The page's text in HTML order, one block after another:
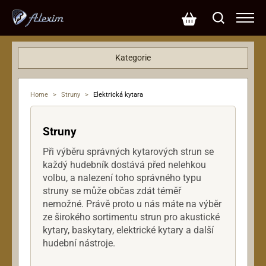
Home > Struny > Elektrická kytara
Struny
Při výběru správných kytarových strun se
každý hudebník dostává před nelehkou
volbu, a nalezení toho správného typu
struny se může občas zdát téměř
nemožné. Právě proto u nás máte na výběr
ze širokého sortimentu strun pro akustické
kytary, baskytary, elektrické kytary a další
hudební nástroje.
Kategorie
Basové kytary
Efekty
Klávesy
Kytary
Mikrofony
Ostatní nástroje
PA systémy
Příslušenství
Rekordéry
Reproboxy